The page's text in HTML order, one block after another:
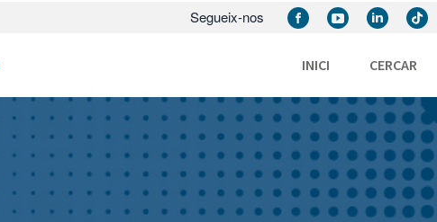
Segueix-nos
INICI CERCAR